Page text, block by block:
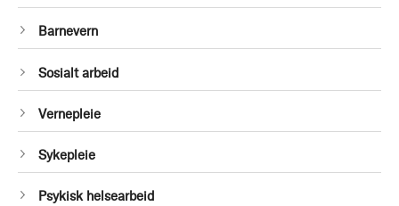
Barnevern
Sosialt arbeid
Vernepleie
Sykepleie
Psykisk helsearbeid